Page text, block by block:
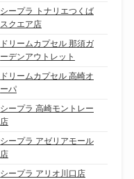
シープラ トナリエつくば
スクエア店
ドリームカプセル 那須ガ
ーデンアウトレット
ドリームカプセル 高崎オ
ーパ
シープラ 高崎モントレー
店
シープラ アゼリアモール
店
シープラ アリオ川口店